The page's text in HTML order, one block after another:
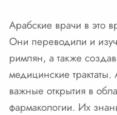
Арабские врачи в это
Они переводили и
римлян, а также
медицинские
важные открытия в
фармакологии. Их